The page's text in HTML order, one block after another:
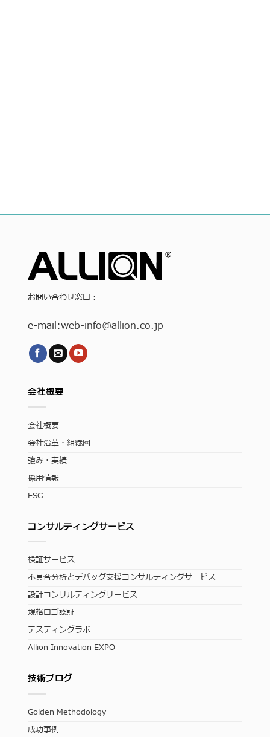
お問い合わせ窓口：
e-mail:web-info@allion.co.jp
会社概要
会社概要
会社沿革・組織図
強み・実績
採用情報
ESG
コンサルティングサービス
検証サービス
不具合分析とデバッグ支援コンサルティングサービス
設計コンサルティングサービス
規格ロゴ認証
テスティングラボ
Allion Innovation EXPO
技術ブログ
Golden Methodology
成功事例